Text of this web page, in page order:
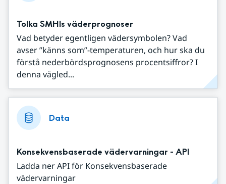
Tolka SMHIs väderprognoser
Vad betyder egentligen vädersymbolen? Vad
avser ”känns som”-temperaturen, och hur ska du
förstå nederbördsprognosens procentsiffror? I
denna vägled...
Data
Konsekvensbaserade vädervarningar - API
Ladda ner API för Konsekvensbaserade
vädervarningar